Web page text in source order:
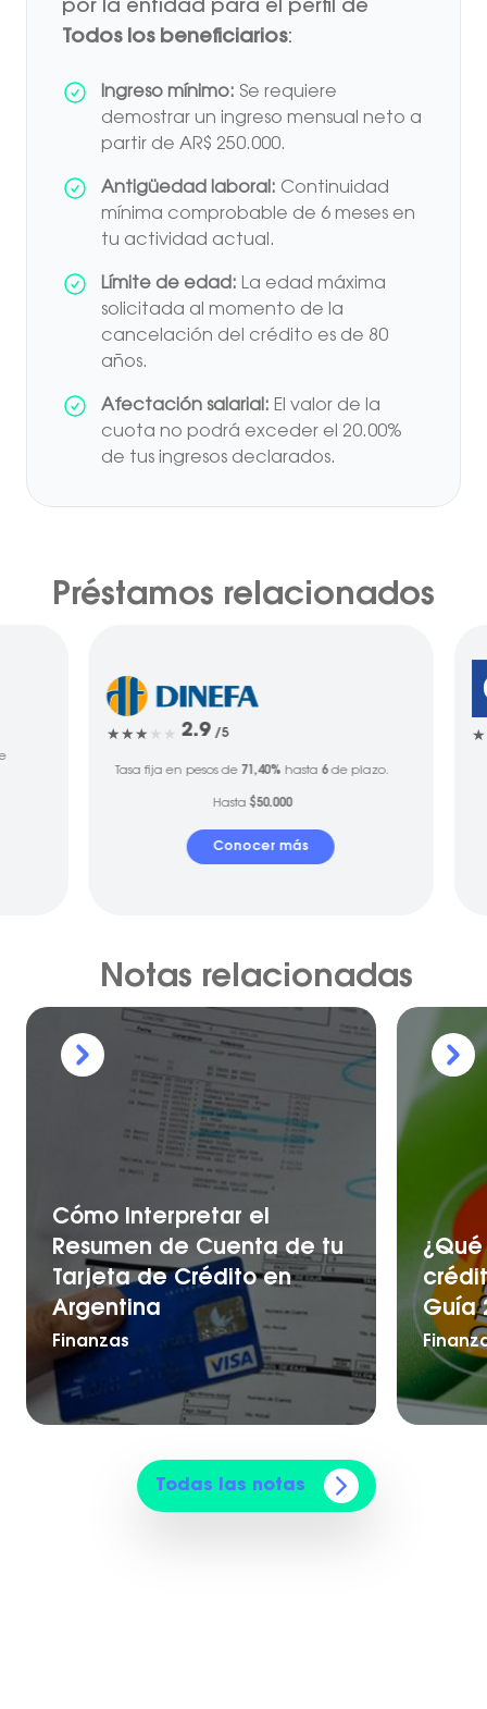
por la entidad para el perfil de
Todos los beneficiarios:
Ingreso mínimo: Se requiere
demostrar un ingreso mensual neto a
partir de AR$ 250.000.
Antigüedad laboral: Continuidad
mínima comprobable de 6 meses en
tu actividad actual.
Límite de edad: La edad máxima
solicitada al momento de la
cancelación del crédito es de 80
años.
Afectación salarial: El valor de la
cuota no podrá exceder el 20.00%
de tus ingresos declarados.
Préstamos relacionados
2.9 /5
Tasa fija en pesos de 71,40% hasta 6de plazo.
Hasta$50.000
Conocer más
Notas relacionadas
Cómo Interpretar el
Resumen de Cuenta de tu
Tarjeta de Crédito en
Argentina
Finanzas
Guía
Todas las notas